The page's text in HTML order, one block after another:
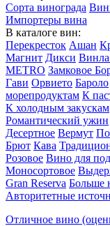
Сорта винограда
Импортеры вина
В каталоге вин:
Перекресток Ашан
Магнит Дикси
METRO Замковое
Гави Орвието Бароло
морепродуктам К
К холодным закускам
Романтический ужин
Десертное Вермут
Брют Кава
Розовое Вино для
Моносортовое
Gran Reserva Больше
Авторитетные
Отличное вино